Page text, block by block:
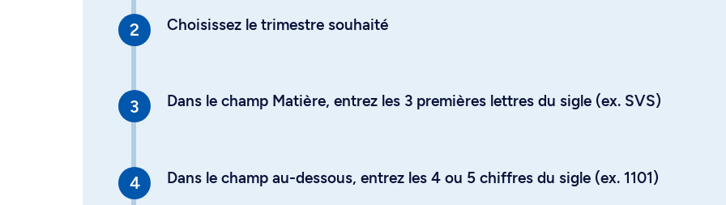
Choisissez le trimestre souhaité
Dans le champ Matière, entrez les 3 premières lettres du sigle (ex. SVS)
Dans le champ au-dessous, entrez les 4 ou 5 chiffres du sigle (ex. 1101)